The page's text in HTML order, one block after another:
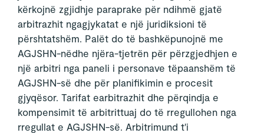
kërkojnë zgjidhje paraprake për ndihmë gjatë
arbitrazhit ngagjykatat e një juridiksioni të
përshtatshëm. Palët do të bashkëpunojnë me
AGJSHN-nëdhe njëra-tjetrën për përzgjedhjen e
një arbitri nga paneli i personave tëpaanshëm të
AGJSHN-së dhe për planifikimin e procesit
gjyqësor. Tarifat earbitrazhit dhe përqindja e
kompensimit të arbitrittuaj do të rregullohen nga
rregullat e AGJSHN-së. Arbitrimund t'i